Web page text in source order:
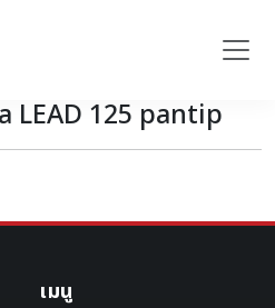
LEAD 125 pantip
เมนู